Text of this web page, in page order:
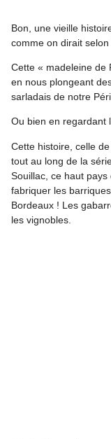
Bon, une vieille
comme on dirait
Cette « madeleine de
en nous plongeant
sarladais de notre
Ou bien en regardant
Cette histoire, celle
tout au long de la
Souillac, ce haut
fabriquer les
Bordeaux ! Les
les vignobles.